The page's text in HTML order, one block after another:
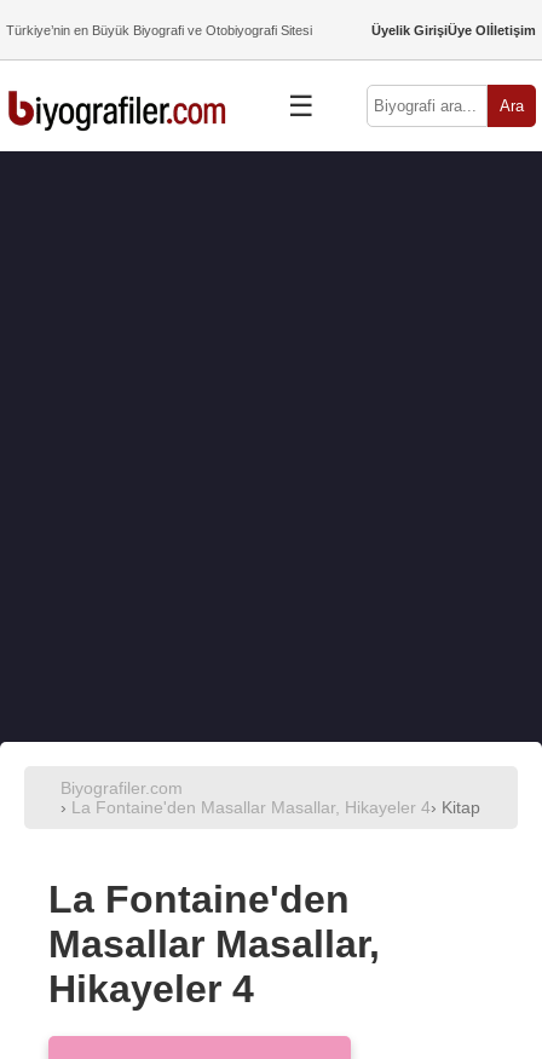
Türkiye’nin en Büyük Biyografi ve Otobiyografi Sitesi Üyelik GirişiÜye Olİletişim
☰ Ara
Biyografiler.com
› La Fontaine'den Masallar Masallar, Hikayeler 4› Kitap
La Fontaine'den
Masallar Masallar,
Hikayeler 4